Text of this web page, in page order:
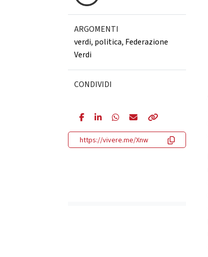
ARGOMENTI
verdi, politica, Federazione
Verdi
CONDIVIDI
https://vivere.me/Xnw